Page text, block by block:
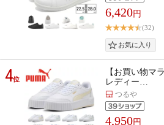
6,420円
(32)
4位
【お買い物マ
レディー…
つるや
4,950円